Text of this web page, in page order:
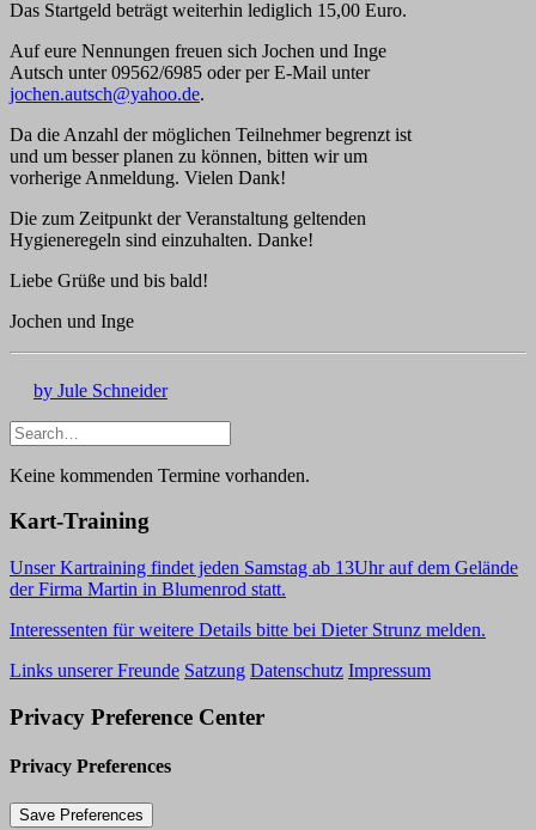
Das Startgeld beträgt weiterhin lediglich 15,00 Euro.
Auf eure Nennungen freuen sich Jochen und Inge
Autsch unter 09562/6985 oder per E-Mail unter
jochen.autsch@yahoo.de.
Da die Anzahl der möglichen Teilnehmer begrenzt ist
und um besser planen zu können, bitten wir um
vorherige Anmeldung. Vielen Dank!
Die zum Zeitpunkt der Veranstaltung geltenden
Hygieneregeln sind einzuhalten. Danke!
Liebe Grüße und bis bald!
Jochen und Inge
by Jule Schneider
Keine kommenden Termine vorhanden.
Kart-Training
Unser Kartraining findet jeden Samstag ab 13Uhr auf dem Gelände
der Firma Martin in Blumenrod statt.
Interessenten für weitere Details bitte bei Dieter Strunz melden.
Links unserer Freunde Satzung Datenschutz Impressum
Privacy Preference Center
Privacy Preferences